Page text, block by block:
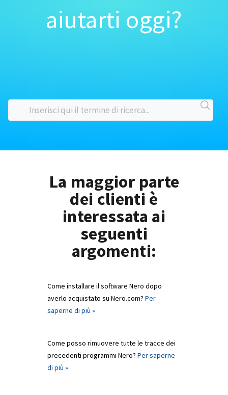
aiutarti oggi?
La maggior parte
dei clienti è
interessata ai
seguenti
argomenti:
Come installare il software Nero dopo
averlo acquistato su Nero.com? Per
saperne di più »
Come posso rimuovere tutte le tracce dei
precedenti programmi Nero? Per saperne
di più »